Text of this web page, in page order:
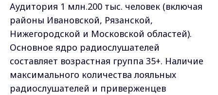
Аудитория 1 млн.200 тыс. человек (включая
районы Ивановской, Рязанской,
Нижегородской и Московской областей).
Основное ядро радиослушателей
составляет возрастная группа 35+. Наличие
максимального количества лояльных
радиослушателей и приверженцев